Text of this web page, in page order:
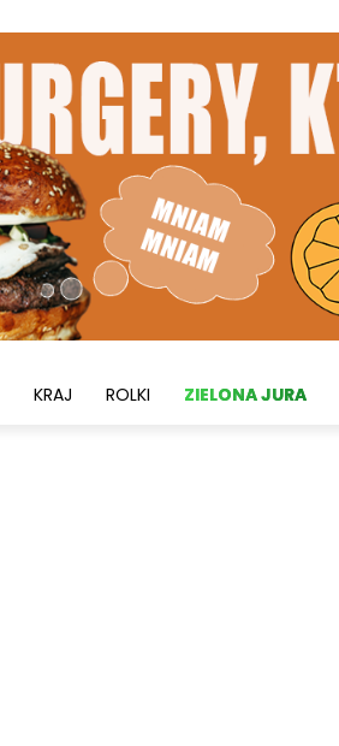
KRAJ ROLKI ZIELONA JURA